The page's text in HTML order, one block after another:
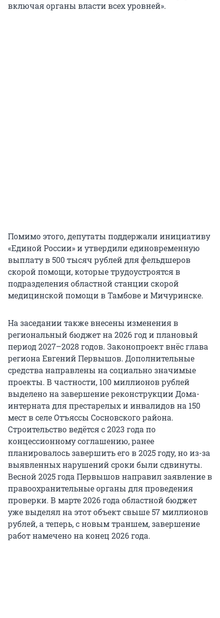
включая органы власти всех уровней».
Помимо этого, депутаты поддержали инициативу
«Единой России» и утвердили единовременную
выплату в 500 тысяч рублей для фельдшеров
скорой помощи, которые трудоустроятся в
подразделения областной станции скорой
медицинской помощи в Тамбове и Мичуринске.
На заседании также внесены изменения в
региональный бюджет на 2026 год и плановый
период 2027–2028 годов. Законопроект внёс глава
региона Евгений Первышов. Дополнительные
средства направлены на социально значимые
проекты. В частности, 100 миллионов рублей
выделено на завершение реконструкции Дома-
интерната для престарелых и инвалидов на 150
мест в селе Отъяссы Сосновского района.
Строительство ведётся с 2023 года по
концессионному соглашению, ранее
планировалось завершить его в 2025 году, но из-за
выявленных нарушений сроки были сдвинуты.
Весной 2025 года Первышов направил заявление в
правоохранительные органы для проведения
проверки. В марте 2026 года областной бюджет
уже выделял на этот объект свыше 57 миллионов
рублей, а теперь, с новым траншем, завершение
работ намечено на конец 2026 года.